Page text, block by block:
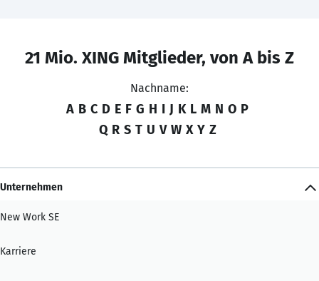
21 Mio. XING Mitglieder, von A bis Z
Nachname:
A B C D E F G H I J K L M N O P
Q R S T U V W X Y Z
Unternehmen
New Work SE
Karriere